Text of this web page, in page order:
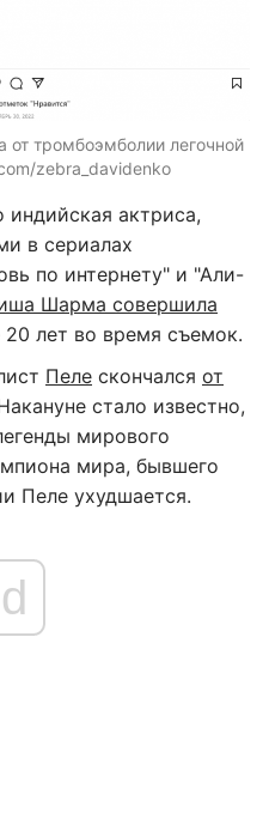
от тромбоэмболии легочной
zebra_davidenko
индийская актриса,
в сериалах
по интернету" и "Али-
Шарма совершила
20 лет во время съемок.
Пеле скончался от
стало известно,
мирового
мира, бывшего
Пеле ухудшается.